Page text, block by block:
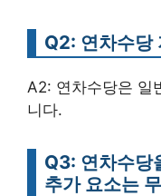
Q2: 연차수당
A2: 연차수당은 일
니다.
Q3: 연차수당
추가 요소는